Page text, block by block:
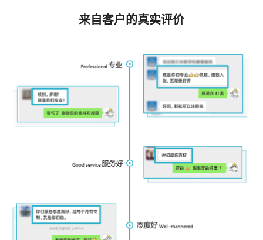
来自客户的真实评价